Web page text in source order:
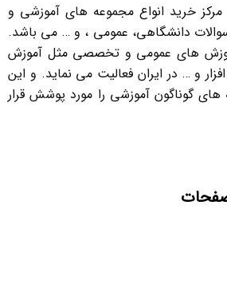
مرکز خرید انواع مجموعه های آموزشی و
دانشگاهی، عمومی ، و … می باشد.
آموزش های عمومی و تخصصی مثل آموزش
و … در ایران فعالیت می نماید. و این
های گوناگون آموزشی را مورد پوشش قرار